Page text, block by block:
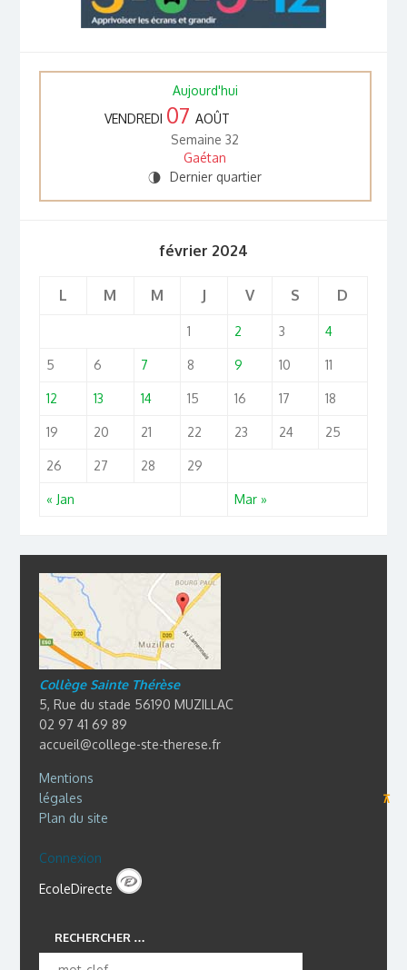
Aujourd'hui
VENDREDI 07 AOÛT
Semaine 32
Gaétan
U Dernier quartier
février 2024
L M M J V S D
« Jan Mar »
1 2 3 4
5 6 7 8 9 10 11
12 13 14 15 16 17 18
19 20 21 22 23 24 25
26 27 28 29
Collège Sainte Thérèse
5, Rue du stade 56190 MUZILLAC
02 97 41 69 89
accueil@college-ste-therese.fr
Mentions
légales
⊼
Plan du site
Connexion
EcoleDirecte
RECHERCHER …